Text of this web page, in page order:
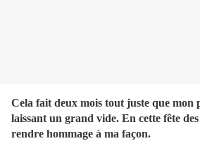
Cela fait deux mois tout juste que mon
laissant un grand vide. En cette fête
rendre hommage à ma façon.